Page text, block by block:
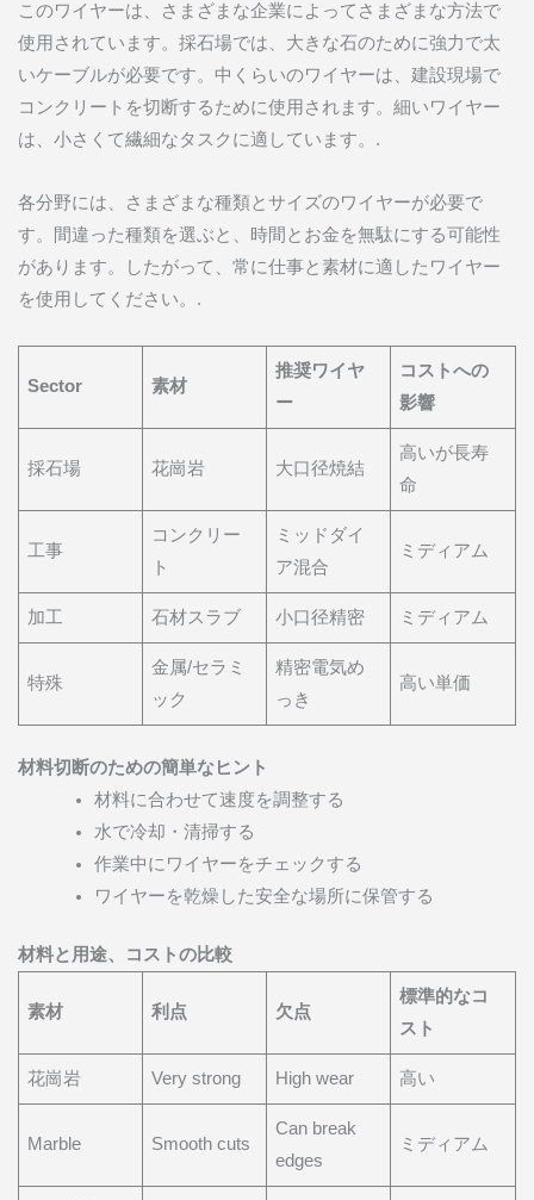
このワイヤーは、さまざまな企業によってさまざまな方法で
使用されています。採石場では、大きな石のために強力で太
いケーブルが必要です。中くらいのワイヤーは、建設現場で
コンクリートを切断するために使用されます。細いワイヤー
は、小さくて繊細なタスクに適しています。.
各分野には、さまざまな種類とサイズのワイヤーが必要で
す。間違った種類を選ぶと、時間とお金を無駄にする可能性
があります。したがって、常に仕事と素材に適したワイヤー
を使用してください。.
Sector 素材
推奨ワイヤ
ー
コストへの
影響
採石場 花崗岩 大口径焼結
高いが長寿
命
工事
コンクリー
ト
ミッドダイ
ア混合
ミディアム
加工 石材スラブ 小口径精密 ミディアム
特殊
金属/セラミ
ック
精密電気め
っき
高い単価
材料切断のための簡単なヒント
材料に合わせて速度を調整する
水で冷却・清掃する
作業中にワイヤーをチェックする
ワイヤーを乾燥した安全な場所に保管する
材料と用途、コストの比較
素材 利点 欠点
標準的なコ
スト
花崗岩 Very strong High wear 高い
Marble Smooth cuts
Can break
edges
ミディアム